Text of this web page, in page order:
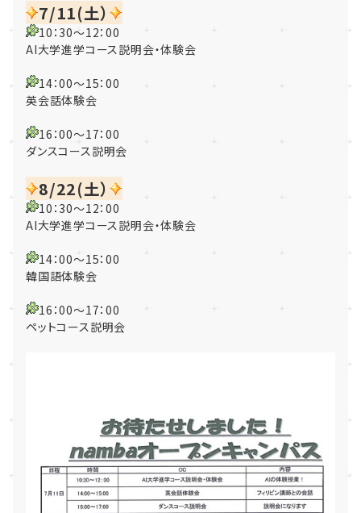
7/11(土）
10：30～12：00
AI大学進学コース説明会・体験会
14：00～15：00
英会話体験会
16：00～17：00
ダンスコース説明会
8/22(土）
10：30～12：00
AI大学進学コース説明会・体験会
14：00～15：00
韓国語体験会
16：00～17：00
ペットコース説明会